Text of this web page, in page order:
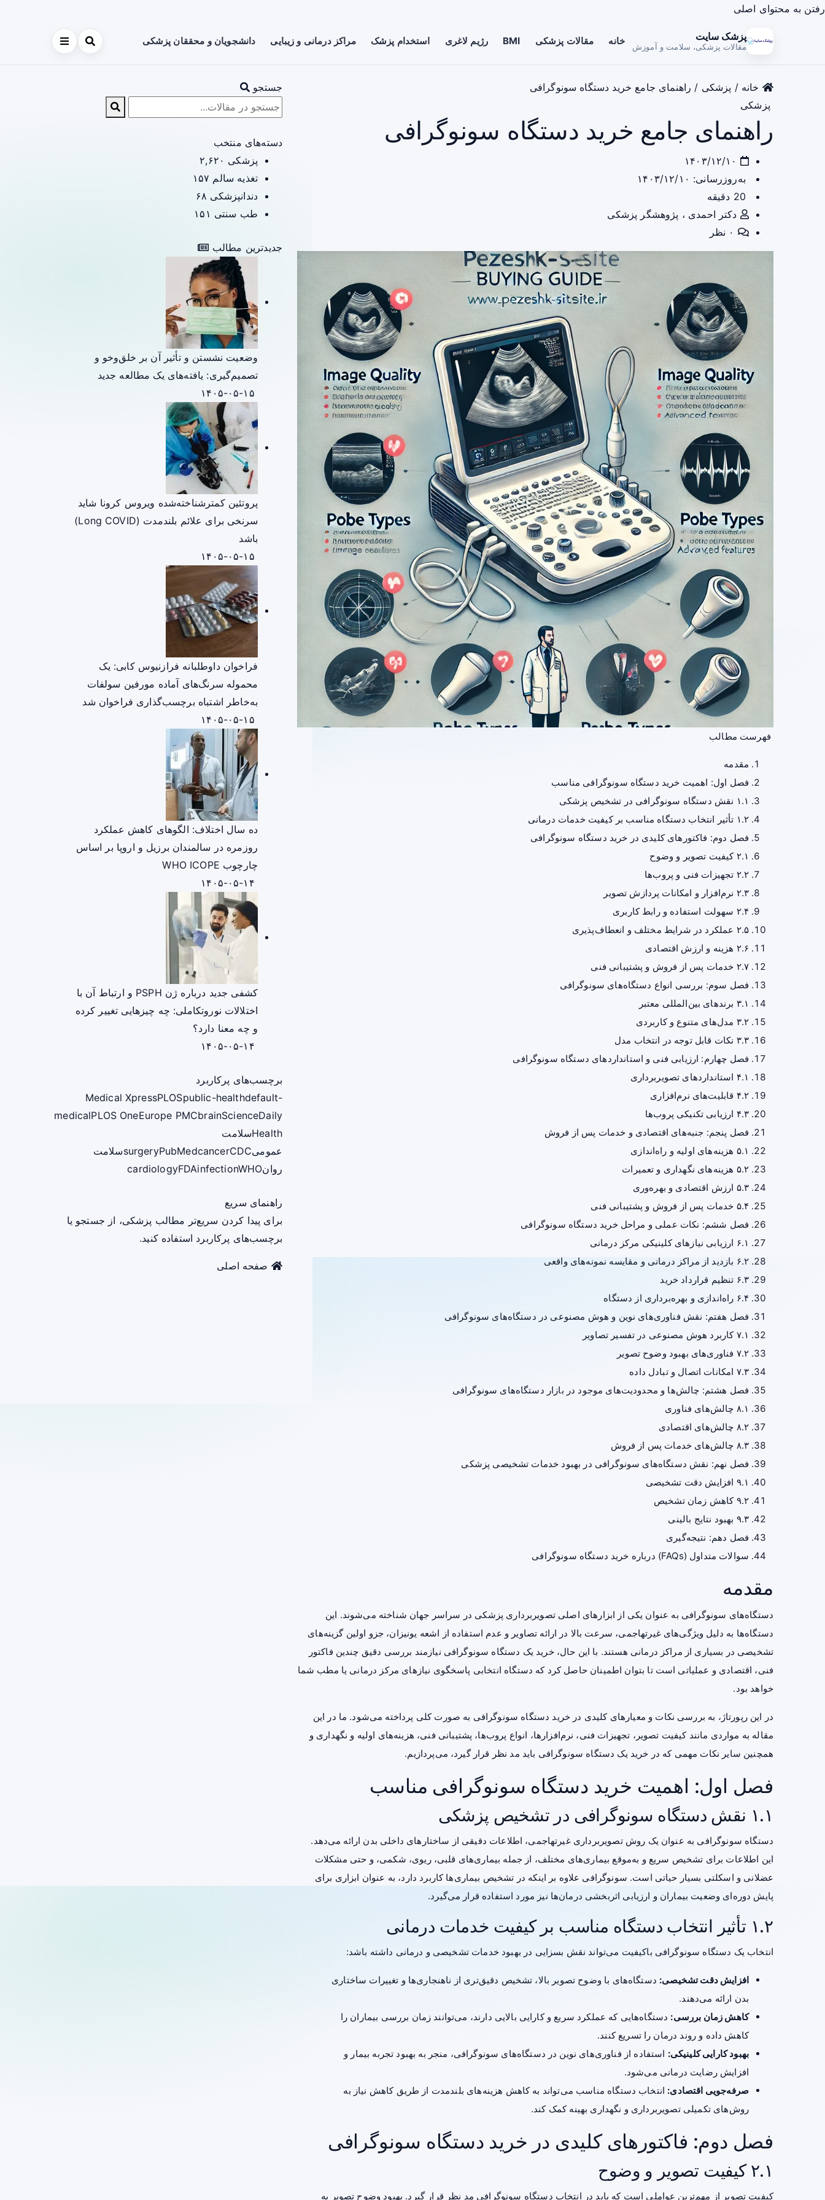
رفتن به محتوای اصلی
پزشک سایت
مقالات پزشکی، سلامت و آموزش خانه مقالات پزشکی BMI رژیم لاغری استخدام پزشک مراکز درمانی و زیبایی دانشجویان و محققان پزشکی
خانه / پزشکی / راهنمای جامع خرید دستگاه سونوگرافی
پزشکی
راهنمای جامع خرید دستگاه سونوگرافی
به‌روزرسانی: ۱۴۰۳/۱۲/۱۰
دکتر احمدی ، پژوهشگر پزشکی
فهرست مطالب
مقدمه
فصل اول: اهمیت خرید دستگاه سونوگرافی مناسب
۱.۱ نقش دستگاه سونوگرافی در تشخیص پزشکی
۱.۲ تأثیر انتخاب دستگاه مناسب بر کیفیت خدمات درمانی
فصل دوم: فاکتورهای کلیدی در خرید دستگاه سونوگرافی
۲.۱ کیفیت تصویر و وضوح
۲.۲ تجهیزات فنی و پروب‌ها
۲.۳ نرم‌افزار و امکانات پردازش تصویر
۲.۴ سهولت استفاده و رابط کاربری
۲.۵ عملکرد در شرایط مختلف و انعطاف‌پذیری
۲.۶ هزینه و ارزش اقتصادی
۲.۷ خدمات پس از فروش و پشتیبانی فنی
فصل سوم: بررسی انواع دستگاه‌های سونوگرافی
۳.۱ برندهای بین‌المللی معتبر
۳.۲ مدل‌های متنوع و کاربردی
۳.۳ نکات قابل توجه در انتخاب مدل
فصل چهارم: ارزیابی فنی و استانداردهای دستگاه سونوگرافی
۴.۱ استانداردهای تصویربرداری
۴.۲ قابلیت‌های نرم‌افزاری
۴.۳ ارزیابی تکنیکی پروب‌ها
فصل پنجم: جنبه‌های اقتصادی و خدمات پس از فروش
۵.۱ هزینه‌های اولیه و راه‌اندازی
۵.۲ هزینه‌های نگهداری و تعمیرات
۵.۳ ارزش اقتصادی و بهره‌وری
۵.۴ خدمات پس از فروش و پشتیبانی فنی
فصل ششم: نکات عملی و مراحل خرید دستگاه سونوگرافی
۶.۱ ارزیابی نیازهای کلینیکی مرکز درمانی
۶.۲ بازدید از مراکز درمانی و مقایسه نمونه‌های واقعی
۶.۳ تنظیم قرارداد خرید
۶.۴ راه‌اندازی و بهره‌برداری از دستگاه
فصل هفتم: نقش فناوری‌های نوین و هوش مصنوعی در دستگاه‌های سونوگرافی
۷.۱ کاربرد هوش مصنوعی در تفسیر تصاویر
۷.۲ فناوری‌های بهبود وضوح تصویر
۷.۳ امکانات اتصال و تبادل داده
فصل هشتم: چالش‌ها و محدودیت‌های موجود در بازار دستگاه‌های سونوگرافی
۸.۱ چالش‌های فناوری
۸.۲ چالش‌های اقتصادی
۸.۳ چالش‌های خدمات پس از فروش
فصل نهم: نقش دستگاه‌های سونوگرافی در بهبود خدمات تشخیصی پزشکی
۹.۱ افزایش دقت تشخیصی
۹.۲ کاهش زمان تشخیص
۹.۳ بهبود نتایج بالینی
فصل دهم: نتیجه‌گیری
سوالات متداول (FAQs) درباره خرید دستگاه سونوگرافی
مقدمه
دستگاه‌های سونوگرافی به عنوان یکی از ابزارهای اصلی تصویربرداری پزشکی در سراسر جهان شناخته می‌شوند. این
دستگاه‌ها به دلیل ویژگی‌های غیرتهاجمی، سرعت بالا در ارائه تصاویر و عدم استفاده از اشعه یونیزان، جزو اولین گزینه‌های
تشخیصی در بسیاری از مراکز درمانی هستند. با این حال، خرید یک دستگاه سونوگرافی نیازمند بررسی دقیق چندین فاکتور
فنی، اقتصادی و عملیاتی است تا بتوان اطمینان حاصل کرد که دستگاه انتخابی پاسخگوی نیازهای مرکز درمانی یا مطب شما
خواهد بود.
در این رپورتاژ، به بررسی نکات و معیارهای کلیدی در خرید دستگاه سونوگرافی به صورت کلی پرداخته می‌شود. ما در این
مقاله به مواردی مانند کیفیت تصویر، تجهیزات فنی، نرم‌افزارها، انواع پروب‌ها، پشتیبانی فنی، هزینه‌های اولیه و نگهداری و
همچنین سایر نکات مهمی که در خرید یک دستگاه سونوگرافی باید مد نظر قرار گیرد، می‌پردازیم.
فصل اول: اهمیت خرید دستگاه سونوگرافی مناسب
۱.۱ نقش دستگاه سونوگرافی در تشخیص پزشکی
دستگاه سونوگرافی به عنوان یک روش تصویربرداری غیرتهاجمی، اطلاعات دقیقی از ساختارهای داخلی بدن ارائه می‌دهد.
این اطلاعات برای تشخیص سریع و به‌موقع بیماری‌های مختلف، از جمله بیماری‌های قلبی، ریوی، شکمی، و حتی مشکلات
عضلانی و اسکلتی بسیار حیاتی است. سونوگرافی علاوه بر اینکه در تشخیص بیماری‌ها کاربرد دارد، به عنوان ابزاری برای
پایش دوره‌ای وضعیت بیماران و ارزیابی اثربخشی درمان‌ها نیز مورد استفاده قرار می‌گیرد.
۱.۲ تأثیر انتخاب دستگاه مناسب بر کیفیت خدمات درمانی
انتخاب یک دستگاه سونوگرافی باکیفیت می‌تواند نقش بسزایی در بهبود خدمات تشخیصی و درمانی داشته باشد:
افزایش دقت تشخیصی: دستگاه‌های با وضوح تصویر بالا، تشخیص دقیق‌تری از ناهنجاری‌ها و تغییرات ساختاری
بدن ارائه می‌دهند.
کاهش زمان بررسی: دستگاه‌هایی که عملکرد سریع و کارایی بالایی دارند، می‌توانند زمان بررسی بیماران را
کاهش داده و روند درمان را تسریع کنند.
بهبود کارایی کلینیکی: استفاده از فناوری‌های نوین در دستگاه‌های سونوگرافی، منجر به بهبود تجربه بیمار و
افزایش رضایت درمانی می‌شود.
صرفه‌جویی اقتصادی: انتخاب دستگاه مناسب می‌تواند به کاهش هزینه‌های بلندمدت از طریق کاهش نیاز به
روش‌های تکمیلی تصویربرداری و نگهداری بهینه کمک کند.
فصل دوم: فاکتورهای کلیدی در خرید دستگاه سونوگرافی
۲.۱ کیفیت تصویر و وضوح
کیفیت تصویر از مهم‌ترین عواملی است که باید در انتخاب دستگاه سونوگرافی مد نظر قرار گیرد. بهبود وضوح تصویر به
جستجو
دسته‌های منتخب
پزشکی ۲,۶۲۰
تغذیه سالم ۱۵۷
دندانپزشکی ۶۸
طب سنتی ۱۵۱
جدیدترین مطالب
وضعیت نشستن و تأثیر آن بر خلق‌وخو و
تصمیم‌گیری: یافته‌های یک مطالعه جدید
پروتئین کمترشناخته‌شده ویروس کرونا شاید
سرنخی برای علائم بلندمدت (Long COVID)
باشد
فراخوان داوطلبانه فرازنیوس کابی: یک
محموله سرنگ‌های آماده مورفین سولفات
به‌خاطر اشتباه برچسب‌گذاری فراخوان شد
ده سال اختلاف: الگوهای کاهش عملکرد
روزمره در سالمندان برزیل و اروپا بر اساس
چارچوب WHO ICOPE
کشفی جدید درباره ژن PSPH و ارتباط آن با
اختلالات نوروتکاملی: چه چیزهایی تغییر کرده
و چه معنا دارد؟
برچسب‌های پرکاربرد
Medical XpressPLOSpublic-healthdefault-
medicalPLOS OneEurope PMCbrainScienceDaily
Healthسلامت
عمومی
surgeryPubMedcancerCDC
سلامت
روان
cardiologyFDAinfectionWHO
راهنمای سریع
برای پیدا کردن سریع‌تر مطالب پزشکی، از جستجو یا
برچسب‌های پرکاربرد استفاده کنید.
صفحه اصلی